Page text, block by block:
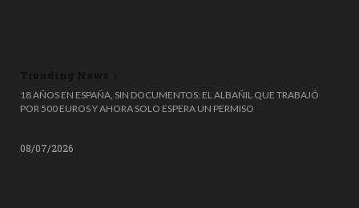
18 AÑOS EN ESPAÑA, SIN DOCUMENTOS: EL ALBAÑIL QUE TRABAJÓ
POR 500 EUROS Y AHORA SOLO ESPERA UN PERMISO
🎟️🗑️ ¡TIRÓ UN MILLÓN DE EUROS A LA BASURA… Y LO RECUPERÓ DE
MILAGRO! 😱
08/07/2026